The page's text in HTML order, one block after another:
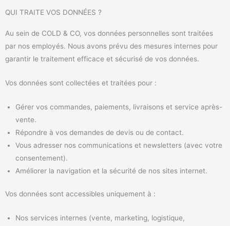
QUI TRAITE VOS DONNÉES ?
Au sein de COLD & CO, vos données personnelles sont traitées
par nos employés. Nous avons prévu des mesures internes pour
garantir le traitement efficace et sécurisé de vos données.
Vos données sont collectées et traitées pour :
Gérer vos commandes, paiements, livraisons et service après-
vente.
Répondre à vos demandes de devis ou de contact.
Vous adresser nos communications et newsletters (avec votre
consentement).
Améliorer la navigation et la sécurité de nos sites internet.
Vos données sont accessibles uniquement à :
Nos services internes (vente, marketing, logistique,